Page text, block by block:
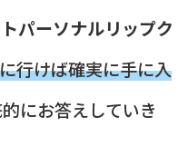
トパーソナルリップク
行けば確実に手に入
にお答えしていき